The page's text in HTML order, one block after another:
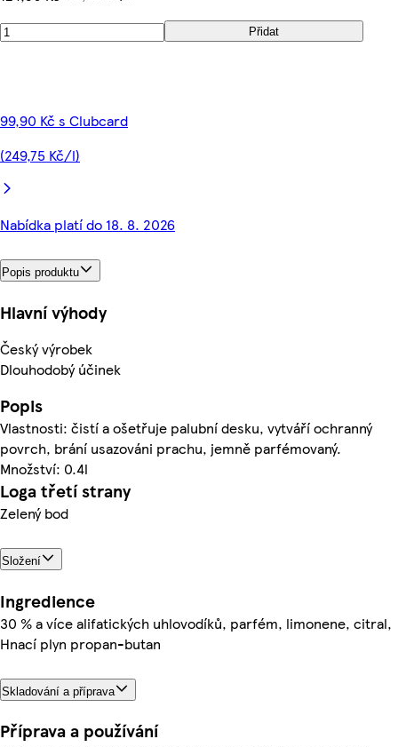
Přidat
99,90 Kč s Clubcard
(249,75 Kč/l)
Nabídka platí do 18. 8. 2026
Popis produktu
Hlavní výhody
Český výrobek
Dlouhodobý účinek
Popis
Vlastnosti: čistí a ošetřuje palubní desku, vytváří ochranný
povrch, brání usazováni prachu, jemně parfémovaný.
Množství: 0.4l
Loga třetí strany
Zelený bod
Složení
Ingredience
30 % a více alifatických uhlovodíků, parfém, limonene, citral,
Hnací plyn propan-butan
Skladování a příprava
Příprava a používání